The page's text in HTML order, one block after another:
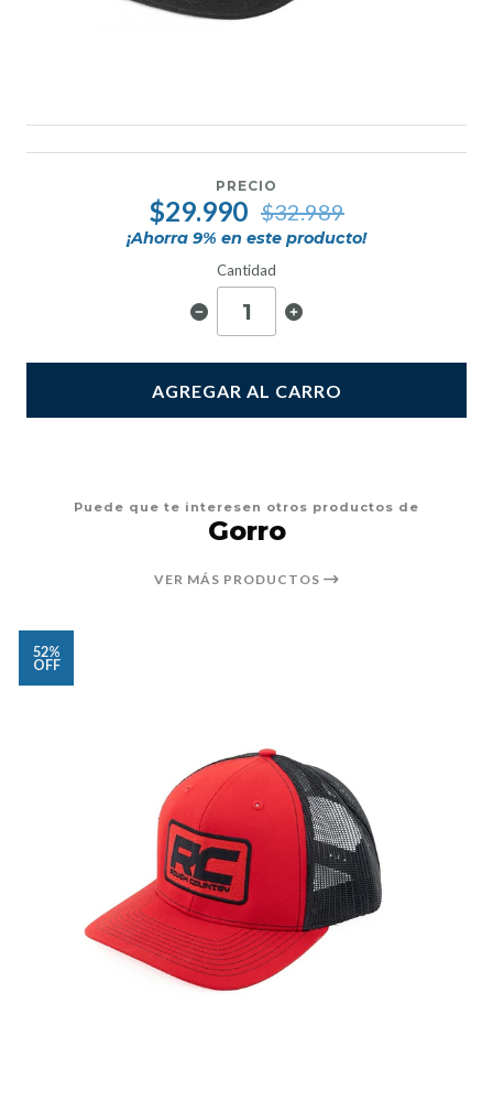
PRECIO
$29.990 $32.989
¡Ahorra 9% en este producto!
Cantidad
AGREGAR AL CARRO
Puede que te interesen otros productos de
Gorro
VER MÁS PRODUCTOS
52%
OFF